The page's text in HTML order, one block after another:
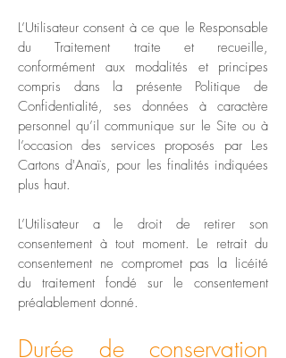
L’Utilisateur consent à ce que le Responsable
du Traitement traite et recueille,
conformément aux modalités et principes
compris dans la présente Politique de
Confidentialité, ses données à caractère
personnel qu’il communique sur le Site ou à
l’occasion des services proposés par Les
Cartons d'Anaïs, pour les finalités indiquées
plus haut.
L’Utilisateur a le droit de retirer son
consentement à tout moment. Le retrait du
consentement ne compromet pas la licéité
du traitement fondé sur le consentement
préalablement donné.
Durée de conservation